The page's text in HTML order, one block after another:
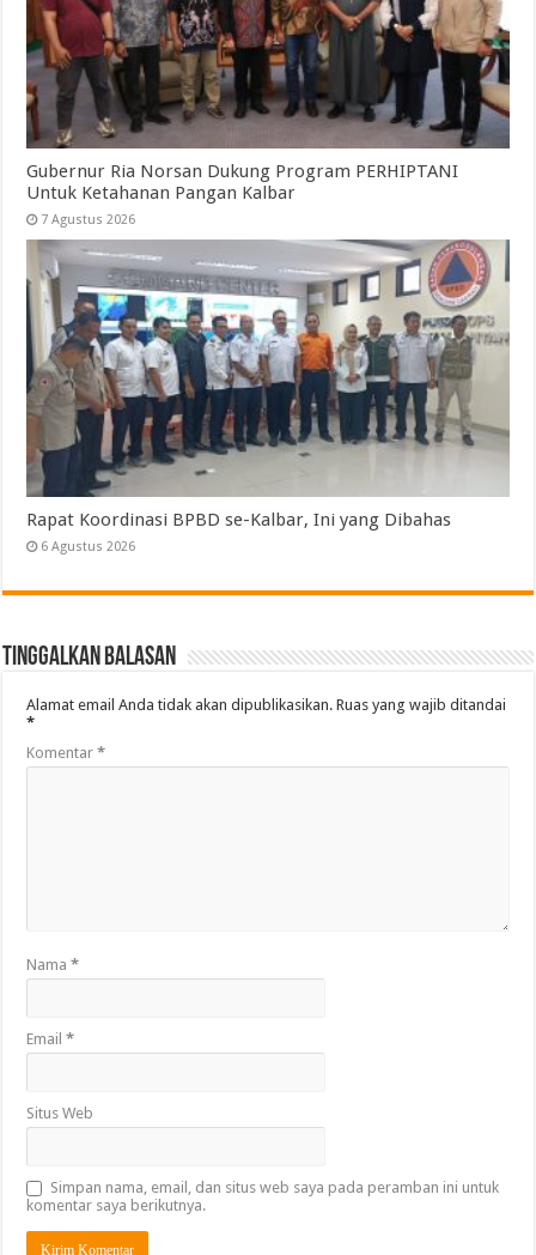
Gubernur Ria Norsan Dukung Program PERHIPTANI
Untuk Ketahanan Pangan Kalbar
7 Agustus 2026
Rapat Koordinasi BPBD se-Kalbar, Ini yang Dibahas
6 Agustus 2026
Tinggalkan Balasan
Alamat email Anda tidak akan dipublikasikan. Ruas yang wajib ditandai
*
Komentar*
Nama*
Email*
Situs Web
Simpan nama, email, dan situs web saya pada peramban ini untuk
komentar saya berikutnya.